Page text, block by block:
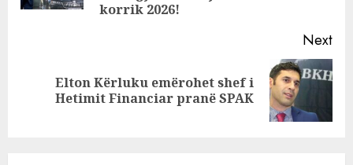
korrik 2026!
Next
Elton Kërluku emërohet shef i
Hetimit Financiar pranë SPAK